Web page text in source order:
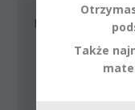
Także